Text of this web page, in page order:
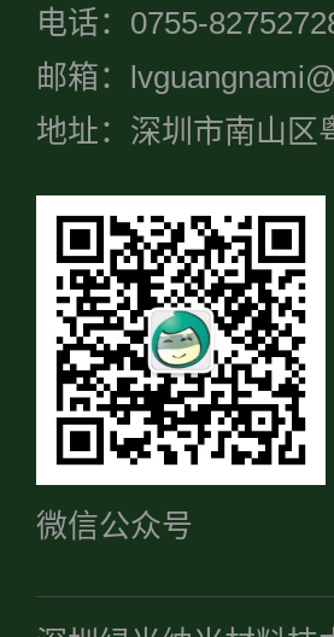
电话：0755-
邮箱：
地址：深圳市南山区
微信公众号